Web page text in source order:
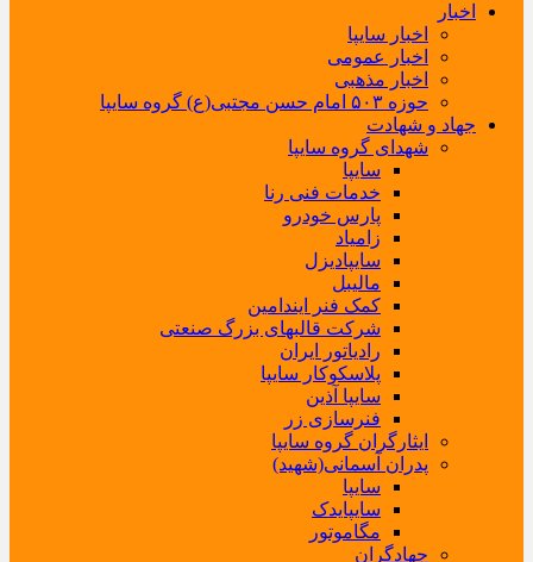
اخبار
اخبار سایپا
اخبار عمومی
اخبار مذهبی
حوزه ۵۰۳ امام حسن مجتبی(ع) گروه سایپا
جهاد و شهادت
شهدای گروه سایپا
سایپا
خدمات فنی رنا
پارس خودرو
زامیاد
سایپادیزل
مالیبل
کمک فنر ایندامین
شرکت قالبهای بزرگ صنعتی
رادیاتور ایران
پلاسکوکار سایپا
سایپا آذین
فنرسازی زر
ایثارگران گروه سایپا
پدران آسمانی(شهید)
سایپا
سایپایدک
مگاموتور
جهادگران